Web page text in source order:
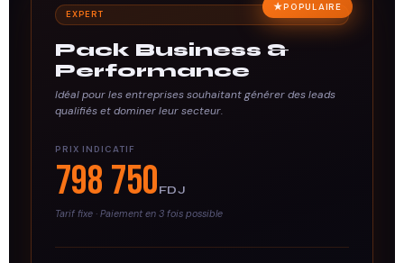
POPULAIRE
EXPERT
Pack Business &
Performance
Idéal pour les entreprises souhaitant générer des leads
qualifiés et dominer leur secteur.
PRIX INDICATIF
798 750 FDJ
Tarif fixe · Paiement en 3 fois possible